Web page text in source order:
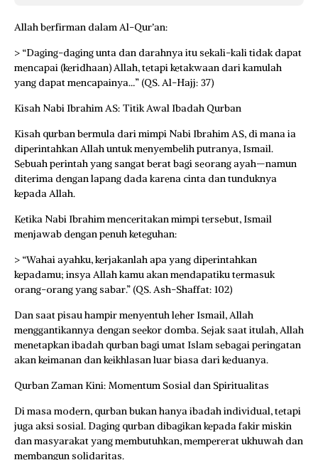
Allah berfirman dalam Al-Qur’an:
> “Daging-daging unta dan darahnya itu sekali-kali tidak dapat
mencapai (keridhaan) Allah, tetapi ketakwaan dari kamulah
yang dapat mencapainya…” (QS. Al-Hajj: 37)
Kisah Nabi Ibrahim AS: Titik Awal Ibadah Qurban
Kisah qurban bermula dari mimpi Nabi Ibrahim AS, di mana ia
diperintahkan Allah untuk menyembelih putranya, Ismail.
Sebuah perintah yang sangat berat bagi seorang ayah—namun
diterima dengan lapang dada karena cinta dan tunduknya
kepada Allah.
Ketika Nabi Ibrahim menceritakan mimpi tersebut, Ismail
menjawab dengan penuh keteguhan:
> “Wahai ayahku, kerjakanlah apa yang diperintahkan
kepadamu; insya Allah kamu akan mendapatiku termasuk
orang-orang yang sabar.” (QS. Ash-Shaffat: 102)
Dan saat pisau hampir menyentuh leher Ismail, Allah
menggantikannya dengan seekor domba. Sejak saat itulah, Allah
menetapkan ibadah qurban bagi umat Islam sebagai peringatan
akan keimanan dan keikhlasan luar biasa dari keduanya.
Qurban Zaman Kini: Momentum Sosial dan Spiritualitas
Di masa modern, qurban bukan hanya ibadah individual, tetapi
juga aksi sosial. Daging qurban dibagikan kepada fakir miskin
dan masyarakat yang membutuhkan, mempererat ukhuwah dan
membangun solidaritas.